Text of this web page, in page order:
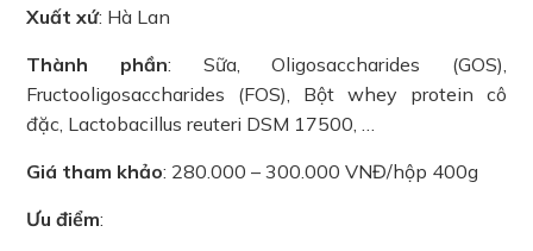
Xuất xứ: Hà Lan
Thành phần: Sữa, Oligosaccharides (GOS),
Fructooligosaccharides (FOS), Bột whey protein cô
đặc, Lactobacillus reuteri DSM 17500, …
Giá tham khảo: 280.000 – 300.000 VNĐ/hộp 400g
Ưu điểm: